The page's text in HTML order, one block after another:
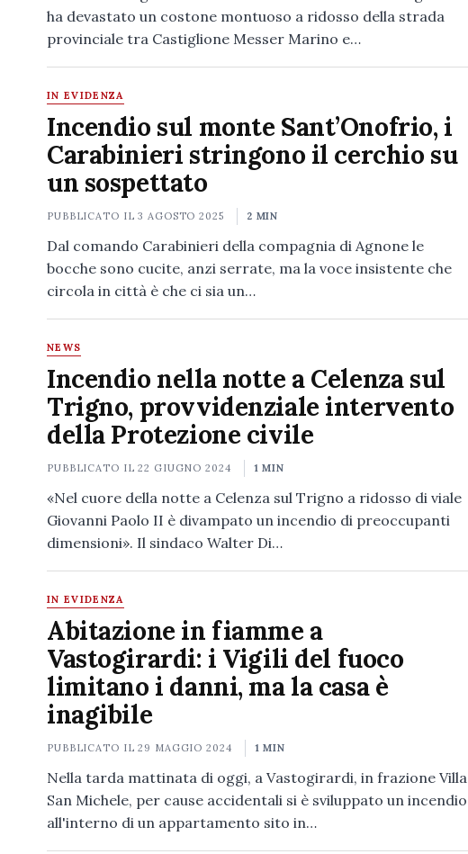
ha devastato un costone montuoso a ridosso della strada
provinciale tra Castiglione Messer Marino e…
IN EVIDENZA
Incendio sul monte Sant’Onofrio, i
Carabinieri stringono il cerchio su
un sospettato
PUBBLICATO IL3 AGOSTO 2025 2 MIN
Dal comando Carabinieri della compagnia di Agnone le
bocche sono cucite, anzi serrate, ma la voce insistente che
circola in città è che ci sia un…
NEWS
Incendio nella notte a Celenza sul
Trigno, provvidenziale intervento
della Protezione civile
PUBBLICATO IL22 GIUGNO 2024 1 MIN
«Nel cuore della notte a Celenza sul Trigno a ridosso di viale
Giovanni Paolo II è divampato un incendio di preoccupanti
dimensioni». Il sindaco Walter Di…
IN EVIDENZA
Abitazione in fiamme a
Vastogirardi: i Vigili del fuoco
limitano i danni, ma la casa è
inagibile
PUBBLICATO IL29 MAGGIO 2024 1 MIN
Nella tarda mattinata di oggi, a Vastogirardi, in frazione Villa
San Michele, per cause accidentali si è sviluppato un incendio
all'interno di un appartamento sito in…